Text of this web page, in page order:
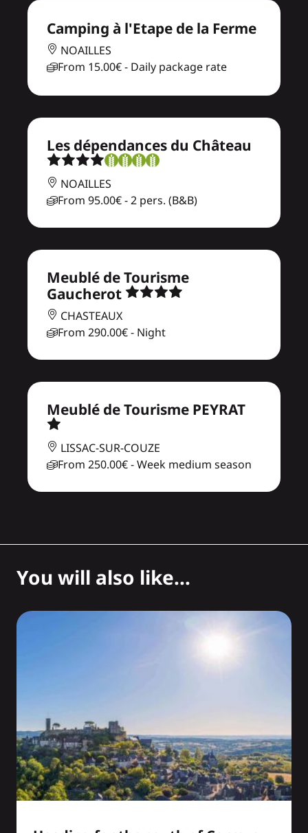
Camping à l'Etape de la Ferme
NOAILLES
From 15.00€- Daily package rate
Les dépendances du Château
NOAILLES
From 95.00€- 2 pers. (B&B)
Meublé de Tourisme
Gaucherot
CHASTEAUX
From 290.00€- Night
Meublé de Tourisme PEYRAT
LISSAC-SUR-COUZE
From 250.00€- Week medium season
You will also like...